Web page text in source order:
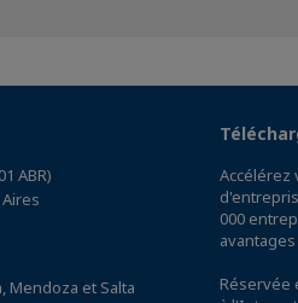
ABR)
Mendoza et Salta
Accélérez
000
Réservée